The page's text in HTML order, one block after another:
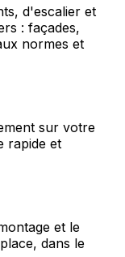
d'escalier et
: façades,
normes et
sur votre
rapide et
et le
dans le